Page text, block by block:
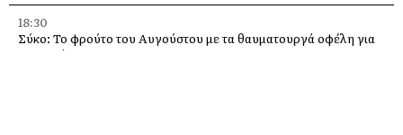
18:30
Σύκο: Το φρούτο του Αυγούστου με τα θαυματουργά οφέλη για
την υγεία